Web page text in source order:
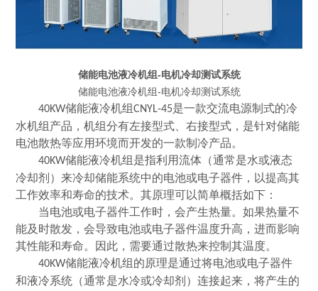
储能电池液冷机组-电机冷却测试系统
储能电池液冷机组-电机冷却测试系统
40KW储能液冷机组CNYL-45是一款交流电源制式的冷
水机组产品，机组分有左接型式、右接型式，是针对储能
电池散热等应用环境而开发的一款制冷产品。
40KW储能液冷机组是指利用流体（通常是水或液态
冷却剂）来冷却储能系统中的电池或电子器件，以提高其
工作效率和寿命的技术。其原理可以简单概括如下：
当电池或电子器件工作时，会产生热量。如果热量不
能及时散发，会导致电池或电子器件温度升高，进而影响
其性能和寿命。因此，需要通过散热来控制其温度。
40KW储能液冷机组的原理是通过将电池或电子器件
和液冷系统（通常是水冷或冷却剂）连接起来，将产生的